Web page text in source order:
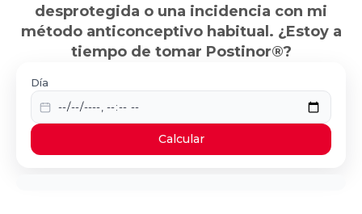
desprotegida o una incidencia con mi
método anticonceptivo habitual. ¿Estoy a
tiempo de tomar Postinor®?
Día
Calcular